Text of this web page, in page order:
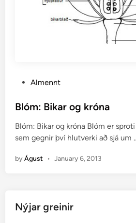
s
e
d
n
Almennt
Blóm: Bikar og króna
Blóm: Bikar og króna Blóm er
sem gegnir því hlutverki að sjá um
byÁgust • January 6, 2013
Nýjar greinir